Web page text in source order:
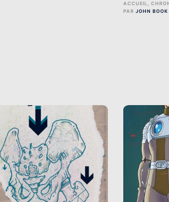
ACCUEIL
PAR JOHN BOOK